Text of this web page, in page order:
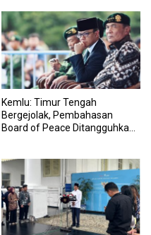
Kemlu: Timur Tengah
Bergejolak, Pembahasan
Board of Peace Ditangguhkan